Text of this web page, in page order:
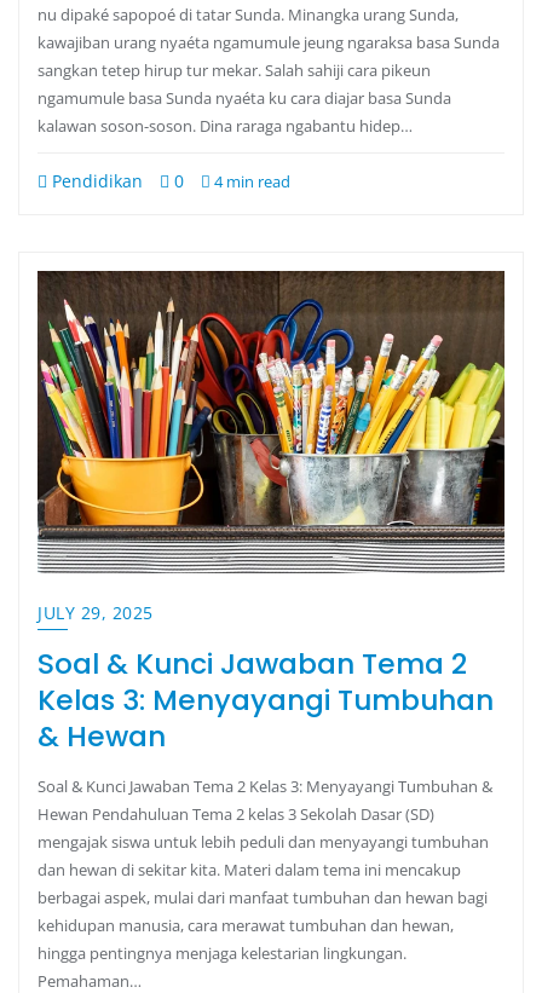
nu dipaké sapopoé di tatar Sunda. Minangka urang Sunda,
kawajiban urang nyaéta ngamumule jeung ngaraksa basa Sunda
sangkan tetep hirup tur mekar. Salah sahiji cara pikeun
ngamumule basa Sunda nyaéta ku cara diajar basa Sunda
kalawan soson-soson. Dina raraga ngabantu hidep…
Pendidikan 0 4 min read
JULY 29, 2025
Soal & Kunci Jawaban Tema 2
Kelas 3: Menyayangi Tumbuhan
& Hewan
Soal & Kunci Jawaban Tema 2 Kelas 3: Menyayangi Tumbuhan &
Hewan Pendahuluan Tema 2 kelas 3 Sekolah Dasar (SD)
mengajak siswa untuk lebih peduli dan menyayangi tumbuhan
dan hewan di sekitar kita. Materi dalam tema ini mencakup
berbagai aspek, mulai dari manfaat tumbuhan dan hewan bagi
kehidupan manusia, cara merawat tumbuhan dan hewan,
hingga pentingnya menjaga kelestarian lingkungan.
Pemahaman…